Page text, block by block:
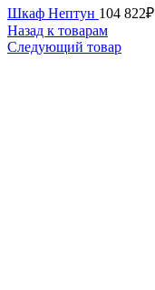
Шкаф Нептун 104 822₽
Назад к товарам
Следующий товар